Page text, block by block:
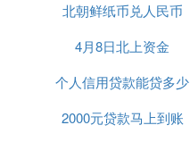
北朝鲜纸币兑人民币
4月8日北上资金
个人信用贷款能贷多少
2000元贷款马上到账